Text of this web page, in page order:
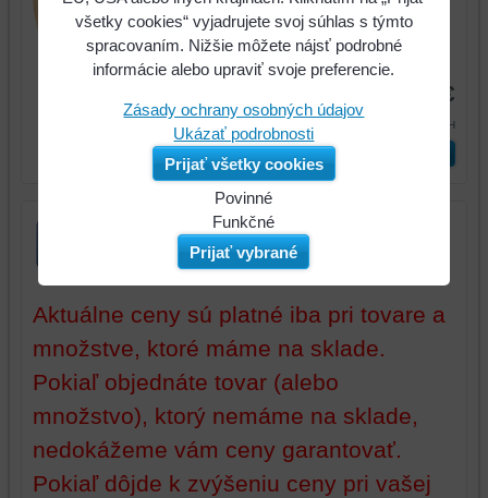
ks
Kód: 515.1285
54,88 €
s DPH
ks Vložiť do košíka
Aktuálne ceny sú platné iba pri tovare a
množstve, ktoré máme na sklade.
Pokiaľ objednáte tovar (alebo
množstvo), ktorý nemáme na sklade,
nedokážeme vám ceny garantovať.
Pokiaľ dôjde k zvýšeniu ceny pri vašej
všetky cookies“ vyjadrujete svoj súhlas s týmto
spracovaním. Nižšie môžete nájsť podrobné
informácie alebo upraviť svoje preferencie.
Zásady ochrany osobných údajov
Ukázať podrobnosti
Prijať všetky cookies
Povinné
údaje
na
zariadení
(súbory
cookie
a
úložiská
Funkčné
na
vašom
(súbory
cookie
úložiská
prehliadača),
Prijať vybrané